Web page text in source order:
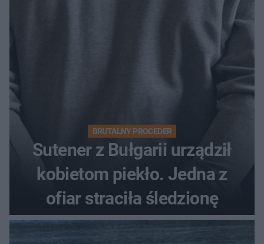
BRUTALNY PROCEDER
Sutener z Bułgarii urządził
kobietom piekło. Jedna z
ofiar straciła śledzionę